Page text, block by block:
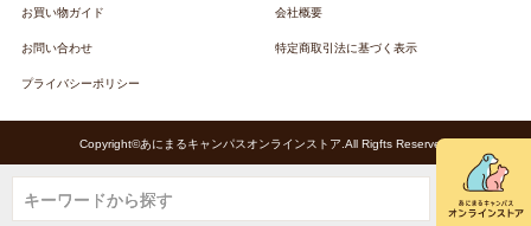
お買い物ガイド 会社概要
お問い合わせ 特定商取引法に基づく表示
プライバシーポリシー
Copyright©あにまるキャンパスオンラインストア.All Rigfts Reserved.
キーワードから探す
キーワードから探す
キーワードから探す